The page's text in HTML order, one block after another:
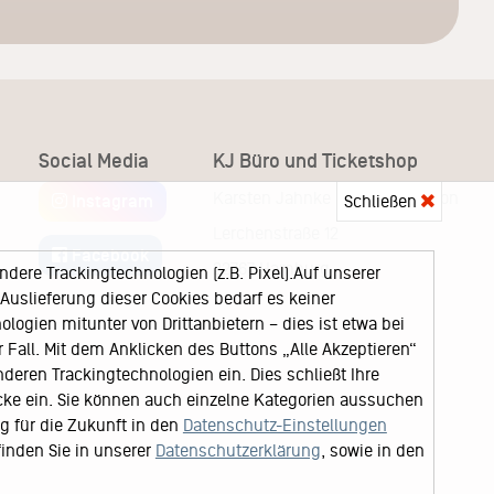
Social Media
Facebook
KJ Büro und Ticketshop
Karsten Jahnke Konzertdirektion
22767 Hamburg
Schließen
Trackingtechnologien (z.B. Pixel).Auf unserer
dieser Cookies bedarf es keiner
mitunter von Drittanbietern – dies ist etwa bei
Mit dem Anklicken des Buttons „Alle Akzeptieren“
Trackingtechnologien ein. Dies schließt Ihre
ein. Sie können auch einzelne Kategorien aussuchen
für die Zukunft in den Datenschutz-Einstellungen
Sie in unserer Datenschutzerklärung , sowie in den